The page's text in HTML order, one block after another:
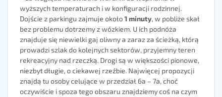
wyższych temperaturach i w konfiguracji rodzinnej.
Dojście z parkingu zajmuje około1 minuty, w pobliże skał
bez problemu dotrzemy z wózkiem. U ich podnóża
znajduje się niewielki gaj oliwny a zaraz za ścieżką, którą
prowadzi szlak do kolejnych sektorów, przyjemny teren
rekreacyjny nad rzeczką. Drogi są w większości pionowe,
niezbyt długie, o ciekawej rzeźbie. Najwięcej propozycji
znajdą tu osoby celujące w przedział 6a – 7a, choć
oczywiście i spoza tego obszaru znajdziemy coś na czym